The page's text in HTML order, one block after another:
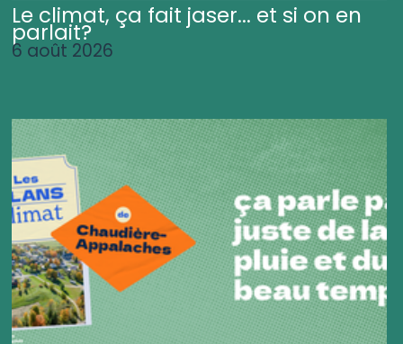
Le climat, ça fait jaser... et si on en
parlait?
6 août 2026